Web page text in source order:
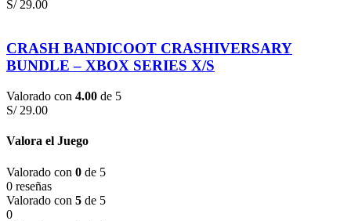
S/29.00
CRASH BANDICOOT CRASHIVERSARY
BUNDLE – XBOX SERIES X/S
Valorado con 4.00 de 5
S/29.00
Valora el Juego
Valorado con 0 de 5
0 reseñas
Valorado con 5 de 5
0